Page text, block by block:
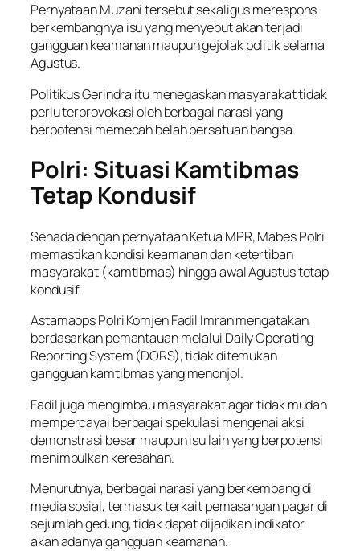
Pernyataan Muzani tersebut sekaligus merespons
berkembangnya isu yang menyebut akan terjadi
gangguan keamanan maupun gejolak politik selama
Agustus.
Politikus Gerindra itu menegaskan masyarakat tidak
perlu terprovokasi oleh berbagai narasi yang
berpotensi memecah belah persatuan bangsa.
Polri: Situasi Kamtibmas
Tetap Kondusif
Senada dengan pernyataan Ketua MPR, Mabes Polri
memastikan kondisi keamanan dan ketertiban
masyarakat (kamtibmas) hingga awal Agustus tetap
kondusif.
Astamaops Polri Komjen Fadil Imran mengatakan,
berdasarkan pemantauan melalui Daily Operating
Reporting System (DORS), tidak ditemukan
gangguan kamtibmas yang menonjol.
Fadil juga mengimbau masyarakat agar tidak mudah
mempercayai berbagai spekulasi mengenai aksi
demonstrasi besar maupun isu lain yang berpotensi
menimbulkan keresahan.
Menurutnya, berbagai narasi yang berkembang di
media sosial, termasuk terkait pemasangan pagar di
sejumlah gedung, tidak dapat dijadikan indikator
akan adanya gangguan keamanan.